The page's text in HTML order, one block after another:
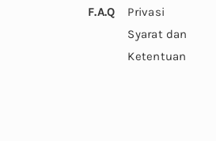
F.A.Q
Privasi
Syarat dan
Ketentuan